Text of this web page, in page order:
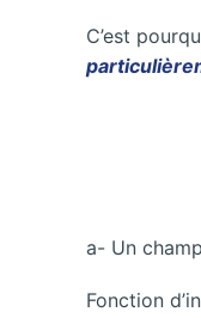
C’est
a- Un
Fonction